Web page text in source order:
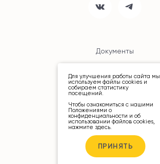
Для улучшения работы сайта мы
используем файлы cookies и
собираем статистику
посещений.
Чтобы ознакомиться с нашими
Положениями о
конфиденциальности и об
использовании файлов cookies,
нажмите здесь.
ПРИНЯТЬ
Документы
Карта сайта
© ТРЦ «РИО», 2026